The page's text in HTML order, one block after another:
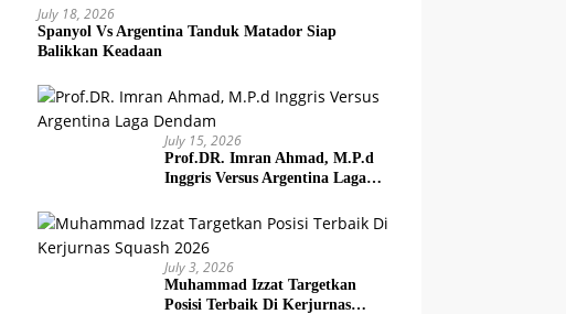
July 18, 2026
Spanyol Vs Argentina Tanduk Matador Siap
Balikkan Keadaan
July 15, 2026
Prof.DR. Imran Ahmad, M.P.d
Inggris Versus Argentina Laga
July 3, 2026
Muhammad Izzat Targetkan
Posisi Terbaik Di Kerjurnas